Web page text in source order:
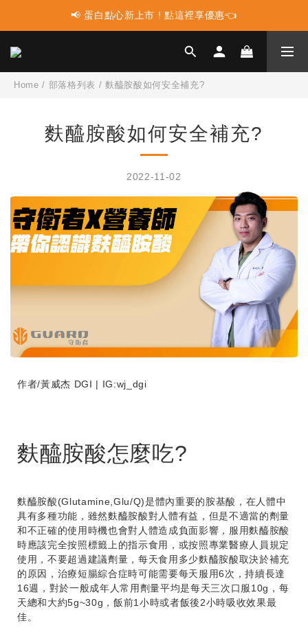
📢 蛋白點心新上市 ! 點這裡享優惠👈
📢 蛋白點心新上市 ! 點這裡享優惠👈
📢 多件組合任選2件再享9折優惠🤩最高可省$3000元！
Home / 部落格列表 /麩醯胺酸如何安全補充?
麩醯胺酸如何安全補充?
2022-11-02
作者/黃威杰 DGI | IG:wj_dgi
麩醯胺酸怎麼吃?
麩醯胺酸(Glutamine,Glu/Q)是體內重要的胺基酸，在人體中
具有多種功能，雖然麩醯胺酸對人體有益，但是不適當的劑量
和不正確的使用時機也會對人體造成負面影響，服用麩醯胺酸
時應該完全按照標籤上的指示食用，或按照專業醫療人員規定
使用，不要超過建議劑量，每天食用多少麩醯胺酸取決於補充
的原因，治療短腸綜合症時可能需要每天服用6次，持續長達
16週，對於一般成年人常用劑量平均是每天三次口服10g，每
天總和大約5g~30g，飯前1小時或者飯後2小時吸收效果最
佳。